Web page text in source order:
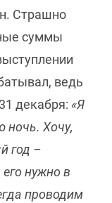
Страшно
суммы
ведь
декабря: «Я
ночь. Хочу,
год –
нужно в
проводим